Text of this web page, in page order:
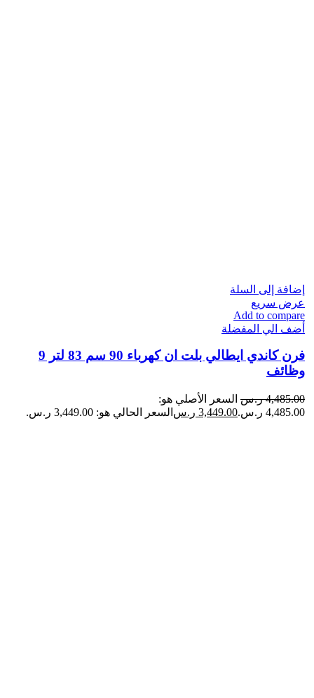
إضافة إلى السلة
عرض سريع
Add to compare
أضف الي المفضلة
فرن كاندي ايطالي بلت ان كهرباء 90 سم 83 لتر 9
وظائف
4,485.00 ر.س السعر الأصلي هو:
4,485.00 ر.س.
3,449.00 ر.س السعر الحالي هو: 3,449.00 ر.س.